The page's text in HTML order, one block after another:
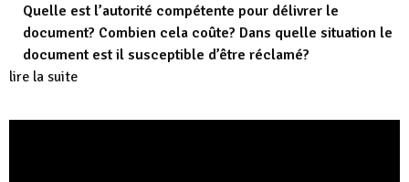
Quelle est l’autorité compétente pour délivrer le
document? Combien cela coûte? Dans quelle situation le
document est il susceptible d’être réclamé?
lire la suite